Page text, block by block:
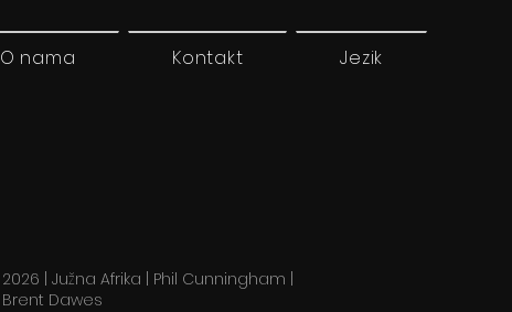
O nama Kontakt Jezik
2026 | Južna Afrika | Phil Cunningham |
Brent Dawes